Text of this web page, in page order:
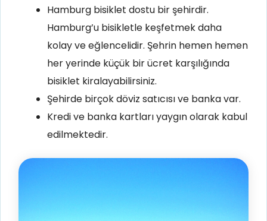
Hamburg bisiklet dostu bir şehirdir.
Hamburg’u bisikletle keşfetmek daha
kolay ve eğlencelidir. Şehrin hemen hemen
her yerinde küçük bir ücret karşılığında
bisiklet kiralayabilirsiniz.
Şehirde birçok döviz satıcısı ve banka var.
Kredi ve banka kartları yaygın olarak kabul
edilmektedir.